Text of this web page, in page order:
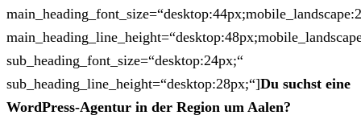
sub_heading_font_size=“desktop:24px;“
sub_heading_line_height=“desktop:28px;“]Du suchst eine
WordPress-Agentur in der Region um Aalen?